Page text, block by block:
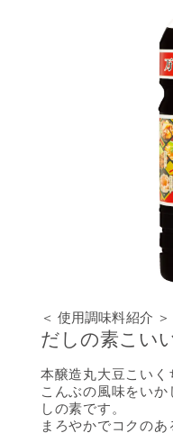
＜ 使用調味料紹介 ＞
だしの素こい
本醸造丸大豆こいく
こんぶの風味をい
しの素です。
まろやかでコクのあ